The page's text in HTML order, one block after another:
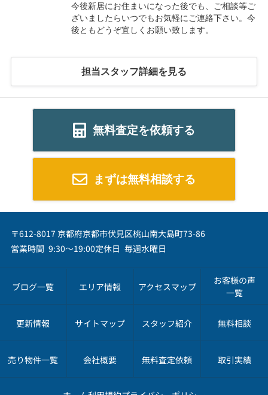
今後新居にお住まいになった後でも、ご相談等ご
ざいましたらいつでもお気軽にご連絡下さい。今
後ともどうぞ宜しくお願い致します。
担当スタッフ詳細を見る
無料査定を依頼する
まずは無料相談する
〒612-8017 京都府京都市伏見区桃山南大島町73-86
営業時間 9:30～19:00定休日 毎週水曜日
ブログ一覧 エリア情報 アクセスマップ
お客様の声
一覧
更新情報 サイトマップ スタッフ紹介 無料相談
売り物件一覧 会社概要 無料査定依頼 取引実績